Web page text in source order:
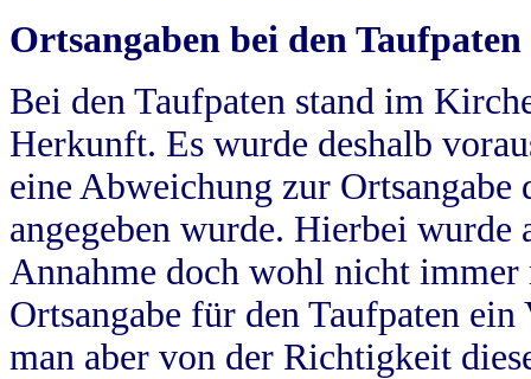
Ortsangaben bei den Taufpaten
Bei den Taufpaten stand im
Herkunft. Es wurde deshalb
eine Abweichung zur
angegeben wurde. Hierbei wurde
Annahme doch wohl nicht
Ortsangabe für den Taufpaten
man aber von der Richtigkeit